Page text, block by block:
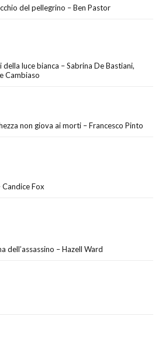
del pellegrino – Ben Pastor
della luce bianca – Sabrina De Bastiani,
Cambiaso
non giova ai morti – Francesco Pinto
Fox
dell’assassino – Hazell Ward